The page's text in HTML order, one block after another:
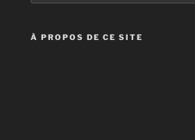
:
À PROPOS DE CE SITE